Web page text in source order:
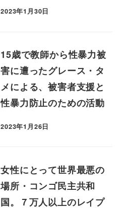
2023年1月30日
15歳で教師から性暴力被
害に遭ったグレース・タ
メによる、被害者支援と
性暴力防止のための活動
2023年1月26日
女性にとって世界最悪の
場所・コンゴ民主共和
国。７万人以上のレイプ